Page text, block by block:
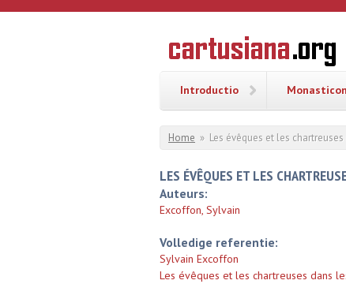
Overslaan en naar de inhoud gaan
Geschiedenis
van de
Introductio Monasticon
U bent hier
Home » Les évêques et les
LES ÉVÊQUES ET LES
Auteurs:
Excoffon, Sylvain
Volledige referentie:
Sylvain Excoffon
Les évêques et les chartreuses dans